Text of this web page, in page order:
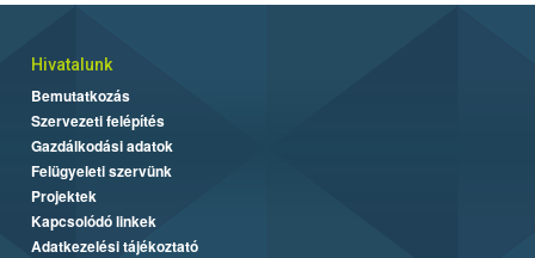
Hivatalunk
Bemutatkozás
Szervezeti felépítés
Gazdálkodási adatok
Felügyeleti szervünk
Projektek
Kapcsolódó linkek
Adatkezelési tájékoztató